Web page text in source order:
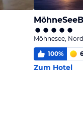
Möhnesee,
100%
Zum Hotel